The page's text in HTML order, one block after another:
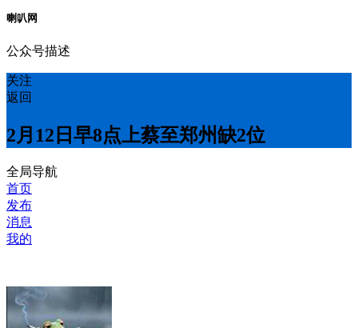
喇叭网
公众号描述
关注
返回
2月12日早8点上蔡至郑州缺2位
全局导航
首页
发布
消息
我的